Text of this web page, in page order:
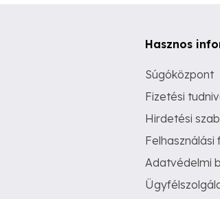
Hasznos
Súgóközpont
Fizetési
Hirdetési
Adatvédelmi